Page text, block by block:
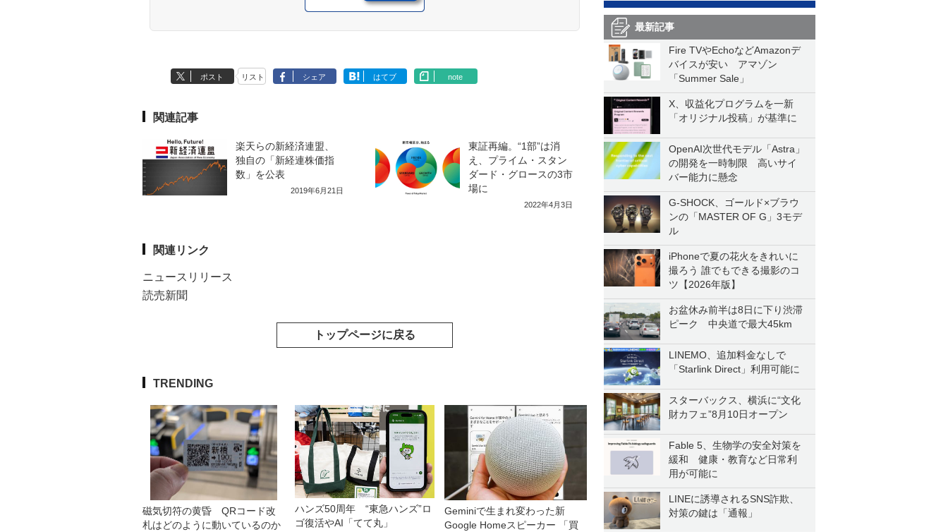
最新記事
Fire TVやEchoなどAmazonデ
バイスが安い アマゾン
「Summer Sale」
X、収益化プログラムを一新
「オリジナル投稿」が基準に
OpenAI次世代モデル「Astra」
の開発を一時制限 高いサイ
バー能力に懸念
G-SHOCK、ゴールド×ブラウ
ンの「MASTER OF G」3モデ
ル
iPhoneで夏の花火をきれいに
撮ろう 誰でもできる撮影のコ
ツ【2026年版】
お盆休み前半は8日に下り渋滞
ピーク 中央道で最大45km
LINEMO、追加料金なしで
「Starlink Direct」利用可能に
スターバックス、横浜に“文化
財カフェ”8月10日オープン
Fable 5、生物学の安全対策を
緩和 健康・教育など日常利
用が可能に
LINEに誘導されるSNS詐欺、
対策の鍵は「通報」
ポスト リスト シェア はてブ note
関連記事
楽天らの新経済連盟、
独自の「新経連株価指
数」を公表
2019年6月21日
東証再編。“1部”は消
え、プライム・スタン
ダード・グロースの3市
場に
2022年4月3日
関連リンク
ニュースリリース
読売新聞
トップページに戻る
TRENDING
磁気切符の黄昏 QRコード改
札はどのように動いているのか
ハンズ50周年 “東急ハンズ”ロ
ゴ復活やAI「てて丸」
Geminiで生まれ変わった新
Google Homeスピーカー 「買